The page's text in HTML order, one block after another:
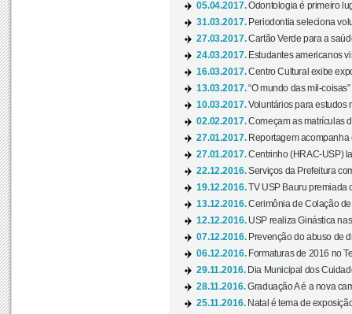
05.04.2017.Odontologia é primeiro
31.03.2017. Periodontia seleciona
27.03.2017.Cartão Verde para a
24.03.2017. Estudantes americanos
16.03.2017.Centro Cultural exibe
13.03.2017.“O mundo das mil-
10.03.2017.Voluntários para estudos
02.02.2017.Começam as matrículas
27.01.2017. Reportagem
27.01.2017.Centrinho (HRAC-USP)
22.12.2016.Serviços da Prefeitura
19.12.2016.TV USP Bauru premiada
13.12.2016.Cerimônia de Colação
12.12.2016. USP realiza Ginástica
07.12.2016. Prevenção do abuso de
06.12.2016. Formaturas de 2016 no
29.11.2016. Dia Municipal dos
28.11.2016.Graduação A é a nova
25.11.2016. Natal é tema de